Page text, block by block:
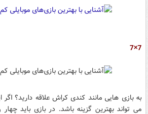
7×7
می تواند بهترین گزینه باشد. در بازی باید